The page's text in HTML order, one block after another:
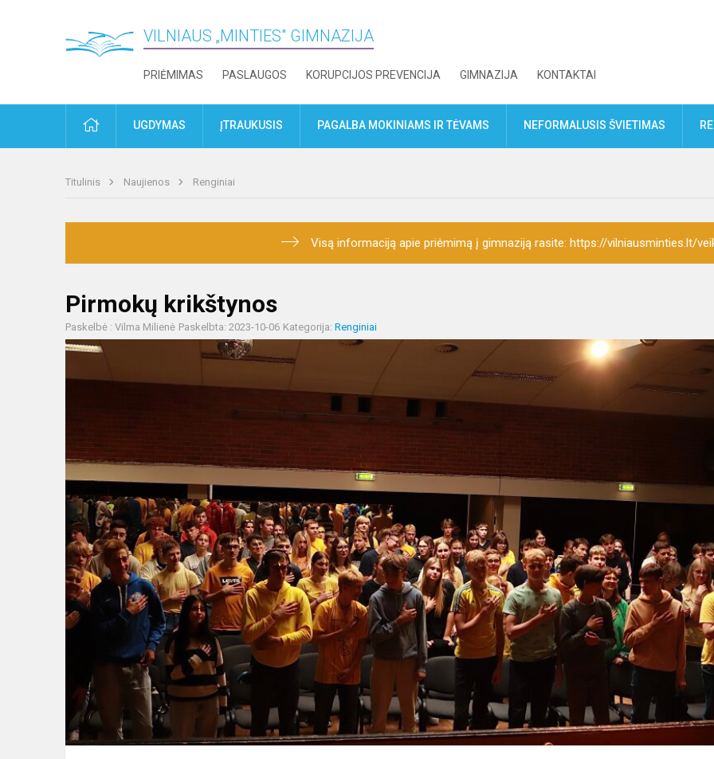
VILNIAUS „MINTIES" GIMNAZIJA
PRIĖMIMAS PASLAUGOS KORUPCIJOS PREVENCIJA GIMNAZIJA KONTAKTAI
PRADŽIAUGDYMAS ĮTRAUKUSIS PAGALBA MOKINIAMS IR TĖVAMS NEFORMALUSIS ŠVIETIMAS
Titulinis Naujienos Renginiai
Visą informaciją apie priėmimą į gimnaziją rasite: https://vilniausminties.lt/
Pirmokų krikštynos
Paskelbė : Vilma Milienė Paskelbta: 2023-10-06 Kategorija: Renginiai